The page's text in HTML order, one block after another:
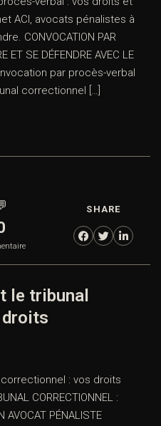
ACI, avocats pénalistes à
CONVOCATION PAR
ET SE DÉFENDRE AVEC LE
par procès-verbal
correctionnel […]
SHARE
le tribunal
: vos droits
CORRECTIONNEL :
AVOCAT PÉNALISTE